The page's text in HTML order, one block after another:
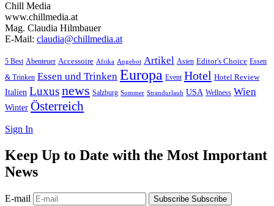
Chill Media
www.chillmedia.at
Mag. Claudia Hilmbauer
E-Mail: claudia@chillmedia.at
5 Best Abenteuer Accessoire Afrika Angebot Artikel Asien Editor's Choice Essen
& Trinken Essen und Trinken Europa Event Hotel Hotel Review
Italien Luxusnews Salzburg Sommer Strandurlaub USA Wellness Wien
Winter Österreich
Sign In
Keep Up to Date with the Most Important
News
E-mail Subscribe Subscribe